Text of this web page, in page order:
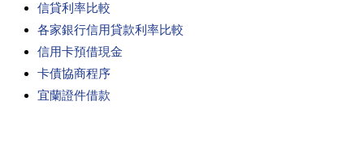
信貸利率比較
各家銀行信用貸款利率比較
信用卡預借現金
卡債協商程序
宜蘭證件借款